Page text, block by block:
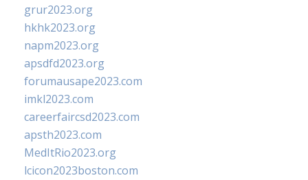
grur2023.org
hkhk2023.org
napm2023.org
apsdfd2023.org
forumausape2023.com
imkl2023.com
careerfaircsd2023.com
apsth2023.com
MedItRio2023.org
lcicon2023boston.com